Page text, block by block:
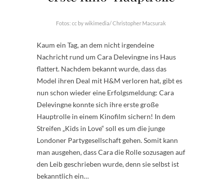
Fotos: cc by wikimedia/ Christopher Macsurak
Kaum ein Tag, an dem nicht irgendeine
Nachricht rund um Cara Delevingne ins Haus
flattert. Nachdem bekannt wurde, dass das
Model ihren Deal mit H&M verloren hat, gibt es
nun schon wieder eine Erfolgsmeldung: Cara
Delevingne konnte sich ihre erste große
Hauptrolle in einem Kinofilm sichern! In dem
Streifen „Kids in Love“ soll es um die junge
Londoner Partygesellschaft gehen. Somit kann
man ausgehen, dass Cara die Rolle sozusagen auf
den Leib geschrieben wurde, denn sie selbst ist
bekanntlich ein…